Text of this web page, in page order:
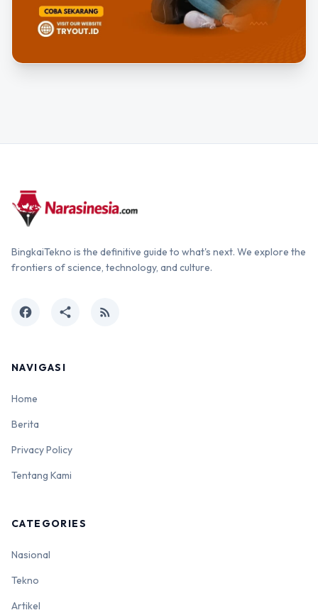
BingkaiTekno is the definitive guide to what's next. We explore the
frontiers of science, technology, and culture.
facebook share rss_feed
NAVIGASI
Home
Berita
Privacy Policy
Tentang Kami
CATEGORIES
Nasional
Tekno
Artikel